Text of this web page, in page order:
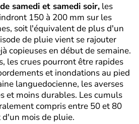
samedi et samedi soir, les
150 à 200 mm sur les
soit l'équivalent de plus d'un
de pluie vient se rajouter
copieuses en début de semaine.
les crues pourront être rapides
et inondations au pied
languedocienne, les averses
et moins durables. Les cumuls
compris entre 50 et 80
mois de pluie.